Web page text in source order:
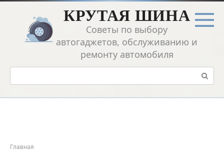
Перейти
контенту
КРУТАЯ ШИНА
Советы по выбору
автогаджетов, обслуживанию и
ремонту автомобиля
Поиск:
Главная